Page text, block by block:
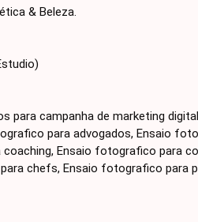
& Beleza.
campanha de marketing
para advogados, Ensaio
Ensaio fotografico para
chefs, Ensaio fotografico para